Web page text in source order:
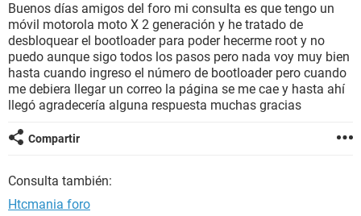
Buenos días amigos del foro mi consulta es que tengo un
móvil motorola moto X 2 generación y he tratado de
desbloquear el bootloader para poder hecerme root y no
puedo aunque sigo todos los pasos pero nada voy muy bien
hasta cuando ingreso el número de bootloader pero cuando
me debiera llegar un correo la página se me cae y hasta ahí
llegó agradecería alguna respuesta muchas gracias
Compartir
Consulta también:
Htcmania foro